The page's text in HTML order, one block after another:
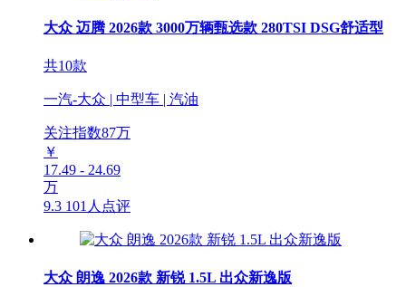
大众 迈腾 2026款 3000万辆甄选款 280TSI DSG舒适型
共10款
一汽-大众 | 中型车 | 汽油
关注指数87万
￥
17.49 - 24.69
万
9.3 101人点评
大众 朗逸 2026款 新锐 1.5L 出众新逸版